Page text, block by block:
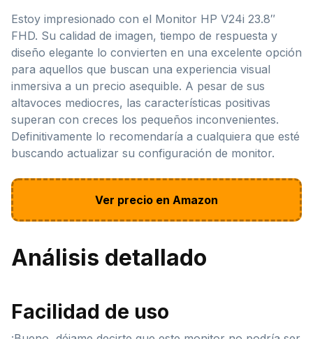
Estoy impresionado con el Monitor HP V24i 23.8″
FHD. Su calidad de imagen, tiempo de respuesta y
diseño elegante lo convierten en una excelente opción
para aquellos que buscan una experiencia visual
inmersiva a un precio asequible. A pesar de sus
altavoces mediocres, las características positivas
superan con creces los pequeños inconvenientes.
Definitivamente lo recomendaría a cualquiera que esté
buscando actualizar su configuración de monitor.
Ver precio en Amazon
Análisis detallado
Facilidad de uso